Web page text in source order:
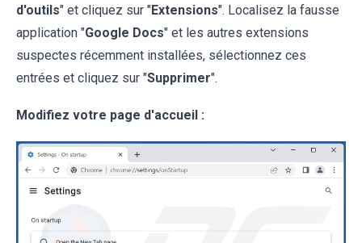
d'outils" et cliquez sur "Extensions". Localisez la fausse
application "Google Docs" et les autres extensions
suspectes récemment installées, sélectionnez ces
entrées et cliquez sur "Supprimer".
Modifiez votre page d'accueil :